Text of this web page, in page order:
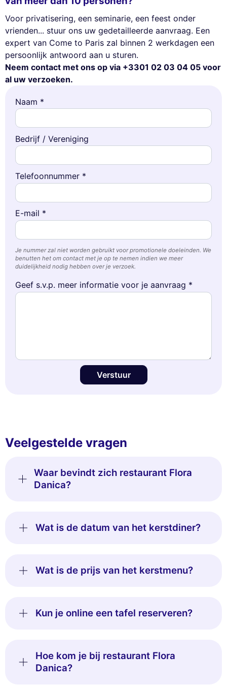
Voor privatisering, een seminarie, een feest onder
vrienden... stuur ons uw gedetailleerde aanvraag. Een
expert van Come to Paris zal binnen 2 werkdagen een
persoonlijk antwoord aan u sturen.
Neem contact met ons op via +3301 02 03 04 05 voor
al uw verzoeken.
Naam *
Bedrijf / Vereniging
Telefoonnummer *
E-mail *
Je nummer zal niet worden gebruikt voor promotionele doeleinden. We
benutten het om contact met je op te nemen indien we meer
duidelijkheid nodig hebben over je verzoek.
Geef s.v.p. meer informatie voor je aanvraag *
Verstuur
Veelgestelde vragen
Waar bevindt zich restaurant Flora
Danica?
Wat is de datum van het kerstdiner?
Wat is de prijs van het kerstmenu?
Kun je online een tafel reserveren?
Hoe kom je bij restaurant Flora
Danica?